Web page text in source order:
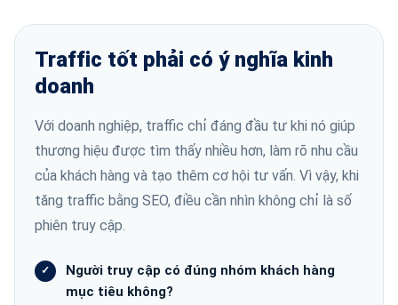
Traffic tốt phải có ý nghĩa kinh
doanh
Với doanh nghiệp, traffic chỉ đáng đầu tư khi nó giúp
thương hiệu được tìm thấy nhiều hơn, làm rõ nhu cầu
của khách hàng và tạo thêm cơ hội tư vấn. Vì vậy, khi
tăng traffic bằng SEO, điều cần nhìn không chỉ là số
phiên truy cập.
Người truy cập có đúng nhóm khách hàng
mục tiêu không?